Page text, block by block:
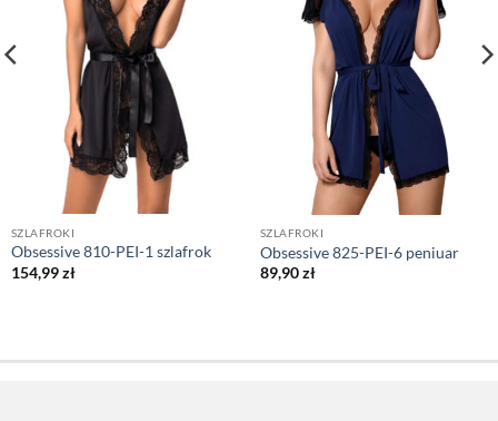
SZLAFROKI
Obsessive 810-PEI-1 szlafrok
154,99zł
SZLAFROKI
Obsessive 825-PEI-6 peniuar
89,90zł